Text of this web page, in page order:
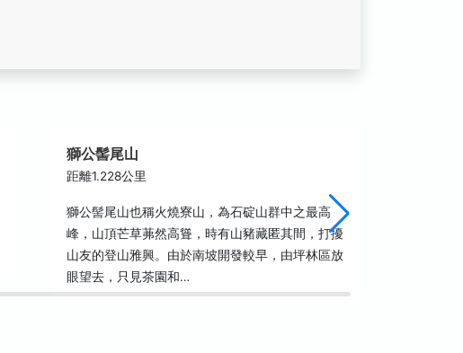
獅公髻尾山
距離1.228公里
獅公髻尾山也稱火燒寮山，為石碇山群中之最高
峰，山頂芒草茀然高聳，時有山豬藏匿其間，打擾
山友的登山雅興。由於南坡開發較早，由坪林區放
眼望去，只見茶園和…